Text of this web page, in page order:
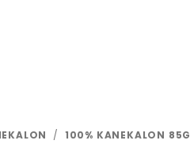
/ 100% KANEKALON 85G